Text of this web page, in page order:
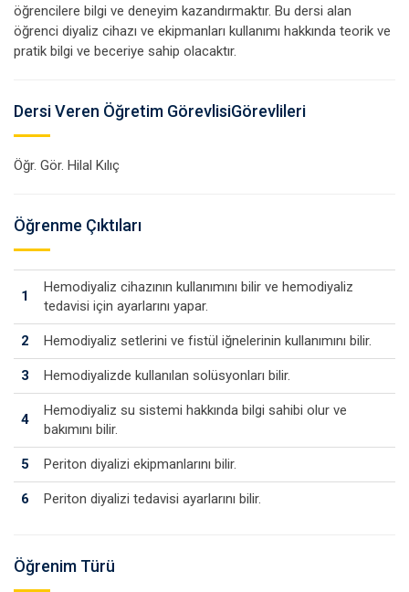
öğrencilere bilgi ve deneyim kazandırmaktır. Bu dersi alan
öğrenci diyaliz cihazı ve ekipmanları kullanımı hakkında teorik ve
pratik bilgi ve beceriye sahip olacaktır.
Dersi Veren Öğretim GörevlisiGörevlileri
Öğr. Gör. Hilal Kılıç
Öğrenme Çıktıları
1
Hemodiyaliz cihazının kullanımını bilir ve hemodiyaliz
tedavisi için ayarlarını yapar.
2 Hemodiyaliz setlerini ve fistül iğnelerinin kullanımını bilir.
3 Hemodiyalizde kullanılan solüsyonları bilir.
4
Hemodiyaliz su sistemi hakkında bilgi sahibi olur ve
bakımını bilir.
5 Periton diyalizi ekipmanlarını bilir.
6 Periton diyalizi tedavisi ayarlarını bilir.
Öğrenim Türü